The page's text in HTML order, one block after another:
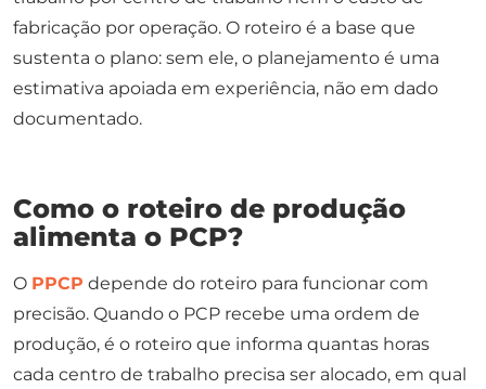
fabricação por operação. O roteiro é a base que
sustenta o plano: sem ele, o planejamento é uma
estimativa apoiada em experiência, não em dado
documentado.
Como o roteiro de produção
alimenta o PCP?
O PPCP depende do roteiro para funcionar com
precisão. Quando o PCP recebe uma ordem de
produção, é o roteiro que informa quantas horas
cada centro de trabalho precisa ser alocado, em qual